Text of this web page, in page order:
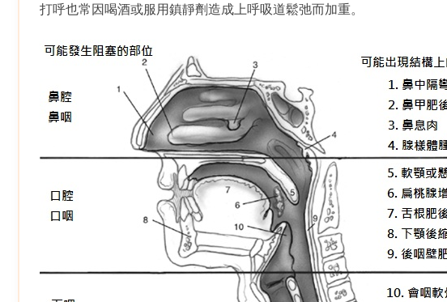
打呼也常因喝酒或服用鎮靜劑造成上呼吸道鬆弛而加重。